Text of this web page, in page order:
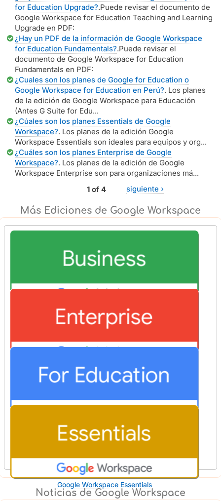
for Education Upgrade?.Puede revisar el documento de
Google Workspace for Education Teaching and Learning
Upgrade en PDF:
¿Hay un PDF de la información de Google Workspace
for Education Fundamentals?.Puede revisar el
documento de Google Workspace for Education
Fundamentals en PDF:
¿Cuales son los planes de Google for Education o
Google Workspace for Education en Perú?. Los planes
de la edición de Google Workspace para Educación
(Antes G Suite for Edu...
¿Cúales son los planes Essentials de Google
Workspace?. Los planes de la edición Google
Workspace Essentials son ideales para equipos y org...
¿Cuáles son los planes Enterprise de Google
Workspace?. Los planes de la edición de Google
Workspace Enterprise son para organizaciones má...
1 of 4
siguiente ›
Más Ediciones de Google Workspace
Google Workspace Business
Google Workspace Enterprise
Google Workspace for Education
Google Workspace Essentials
Noticias de Google Workspace